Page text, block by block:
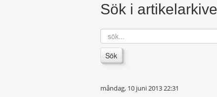
Sök i
sök...
Sök
måndag, 10 juni 2013 22:31